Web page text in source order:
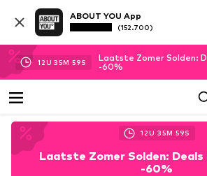
ABOUT YOU App
(152.700)
12U 35M 57S
Laatste Zomer Solden:
-60%
12U 35M 57S
Laatste Zomer Solden:
-60%